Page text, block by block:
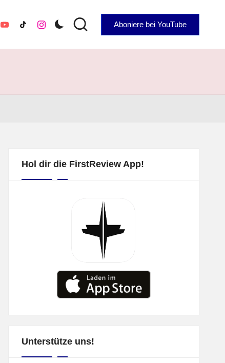
YouTubeTikTokInstagram Aboniere bei YouTube
Hol dir die FirstReview App!
Unterstütze uns!